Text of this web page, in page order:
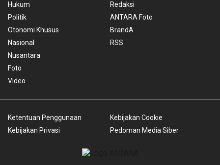
Hukum
Politik
Otonomi Khusus
Nasional
Nusantara
Foto
Video
Redaksi
ANTARA Foto
BrandA
RSS
Ketentuan Penggunaan
Kebijakan Privasi
Kebijakan Cookie
Pedoman Media Siber